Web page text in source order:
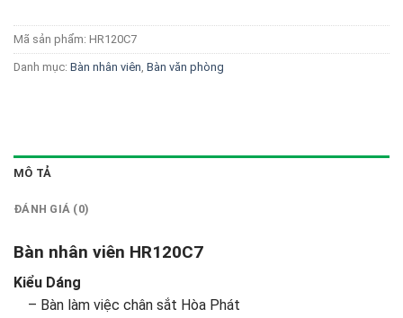
Mã sản phẩm: HR120C7
Danh mục: Bàn nhân viên Bàn văn phòng
MÔ TẢ
ĐÁNH GIÁ (0)
Bàn nhân viên HR120C7
Kiểu Dáng
– Bàn làm việc chân sắt Hòa Phát